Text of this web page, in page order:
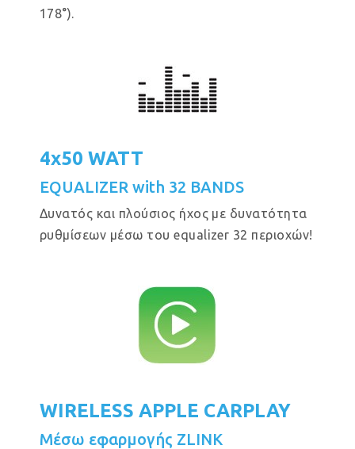
178°).
4x50 WATT
EQUALIZER with 32 BANDS
Δυνατός και πλούσιος ήχος με δυνατότητα
ρυθμίσεων μέσω του equalizer 32 περιοχών!
WIRELESS APPLE CARPLAY
Μέσω εφαρμογής ZLINK